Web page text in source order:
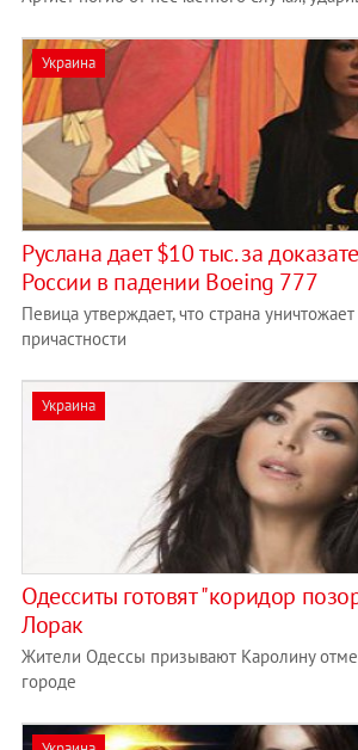
Украина
Руслана дает $10 тыс. за
России в падении Boeing 777
Певица утверждает, что страна
причастности
Украина
Одесситы готовят "коридор
Лорак
Жители Одессы призывают Каролину
городе